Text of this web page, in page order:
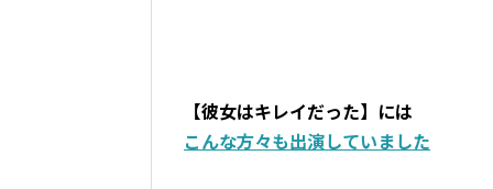
【彼女はキレイだった】には
こんな方々も出演していました